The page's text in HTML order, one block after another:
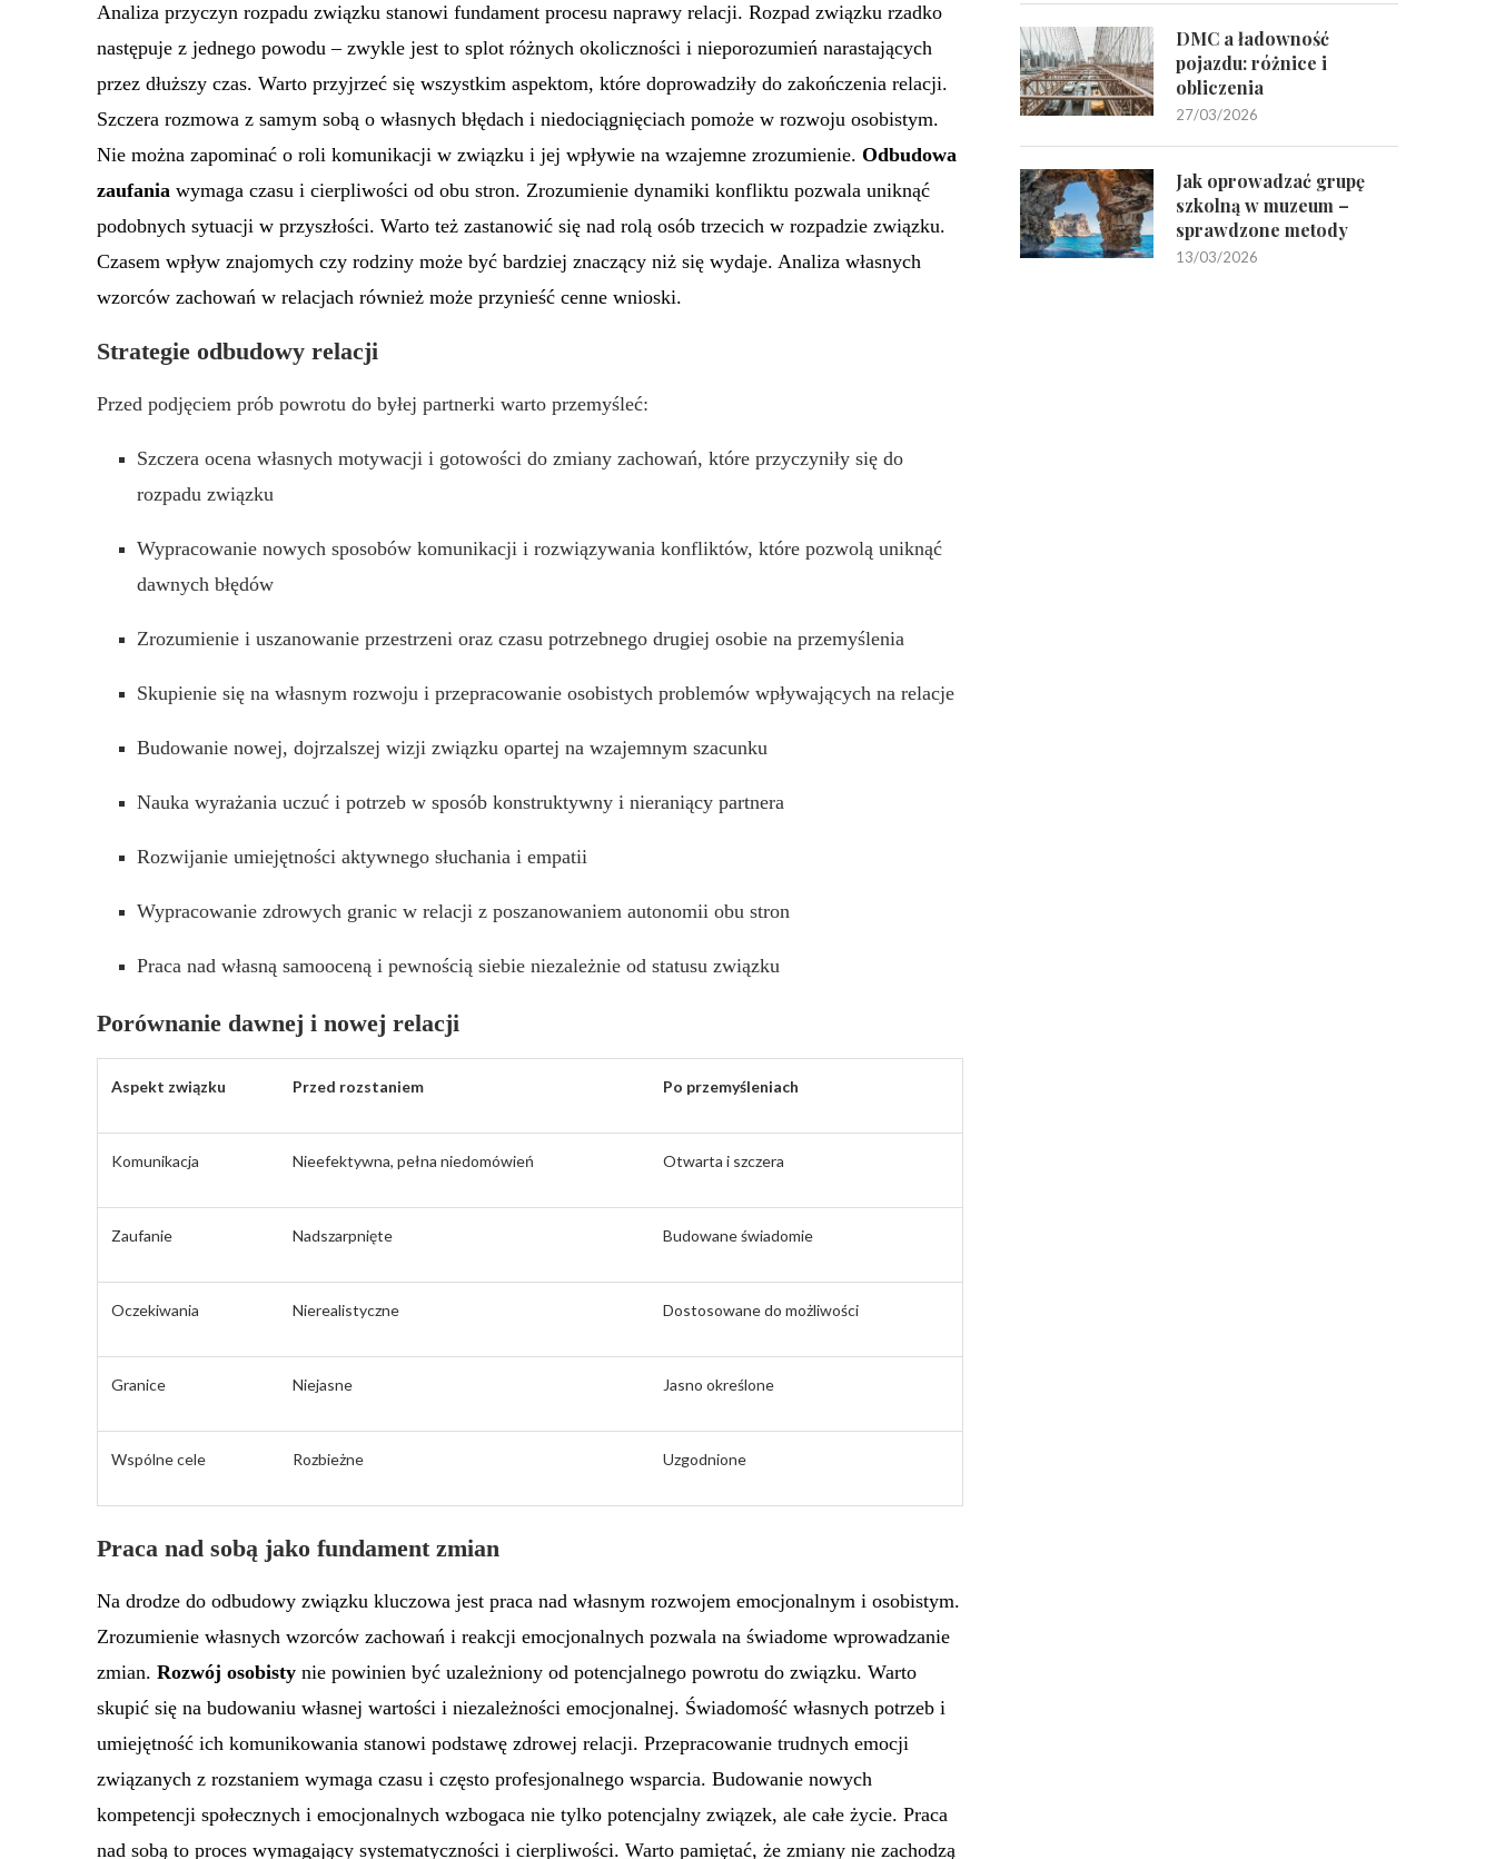
Analiza przyczyn rozpadu związku stanowi fundament procesu naprawy relacji. Rozpad związku rzadko
następuje z jednego powodu – zwykle jest to splot różnych okoliczności i nieporozumień narastających
przez dłuższy czas. Warto przyjrzeć się wszystkim aspektom, które doprowadziły do zakończenia relacji.
Szczera rozmowa z samym sobą o własnych błędach i niedociągnięciach pomoże w rozwoju osobistym.
Nie można zapominać o roli komunikacji w związku i jej wpływie na wzajemne zrozumienie. Odbudowa
zaufania wymaga czasu i cierpliwości od obu stron. Zrozumienie dynamiki konfliktu pozwala uniknąć
podobnych sytuacji w przyszłości. Warto też zastanowić się nad rolą osób trzecich w rozpadzie związku.
Czasem wpływ znajomych czy rodziny może być bardziej znaczący niż się wydaje. Analiza własnych
wzorców zachowań w relacjach również może przynieść cenne wnioski.
Strategie odbudowy relacji
Przed podjęciem prób powrotu do byłej partnerki warto przemyśleć:
Szczera ocena własnych motywacji i gotowości do zmiany zachowań, które przyczyniły się do
rozpadu związku
Wypracowanie nowych sposobów komunikacji i rozwiązywania konfliktów, które pozwolą uniknąć
dawnych błędów
Zrozumienie i uszanowanie przestrzeni oraz czasu potrzebnego drugiej osobie na przemyślenia
Skupienie się na własnym rozwoju i przepracowanie osobistych problemów wpływających na relacje
Budowanie nowej, dojrzalszej wizji związku opartej na wzajemnym szacunku
Nauka wyrażania uczuć i potrzeb w sposób konstruktywny i nieraniący partnera
Rozwijanie umiejętności aktywnego słuchania i empatii
Wypracowanie zdrowych granic w relacji z poszanowaniem autonomii obu stron
Praca nad własną samooceną i pewnością siebie niezależnie od statusu związku
Porównanie dawnej i nowej relacji
Aspekt związku Przed rozstaniem Po przemyśleniach
Komunikacja Nieefektywna, pełna niedomówień Otwarta i szczera
Zaufanie Nadszarpnięte Budowane świadomie
Oczekiwania Nierealistyczne Dostosowane do możliwości
Granice Niejasne Jasno określone
Wspólne cele Rozbieżne Uzgodnione
Praca nad sobą jako fundament zmian
Na drodze do odbudowy związku kluczowa jest praca nad własnym rozwojem emocjonalnym i osobistym.
Zrozumienie własnych wzorców zachowań i reakcji emocjonalnych pozwala na świadome wprowadzanie
zmian. Rozwój osobisty nie powinien być uzależniony od potencjalnego powrotu do związku. Warto
skupić się na budowaniu własnej wartości i niezależności emocjonalnej. Świadomość własnych potrzeb i
umiejętność ich komunikowania stanowi podstawę zdrowej relacji. Przepracowanie trudnych emocji
związanych z rozstaniem wymaga czasu i często profesjonalnego wsparcia. Budowanie nowych
kompetencji społecznych i emocjonalnych wzbogaca nie tylko potencjalny związek, ale całe życie. Praca
nad sobą to proces wymagający systematyczności i cierpliwości. Warto pamiętać, że zmiany nie zachodzą
DMC a ładowność
pojazdu: różnice i
obliczenia
27/03/2026
Jak oprowadzać grupę
szkolną w muzeum –
sprawdzone metody
13/03/2026